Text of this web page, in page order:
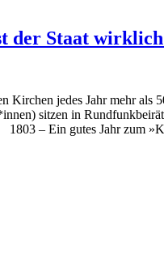
der Staat
Kirchen jedes Jahr mehr
sitzen in
– Ein gutes Jahr zum